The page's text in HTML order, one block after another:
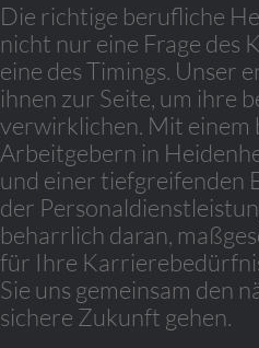
Die richtige berufliche
nicht nur eine Frage des
eine des Timings. Unser
ihnen zur Seite, um ihre
verwirklichen. Mit
Arbeitgebern in
und einer tiefgreifenden
der
beharrlich daran,
für Ihre
Sie uns gemeinsam den
sichere Zukunft gehen.